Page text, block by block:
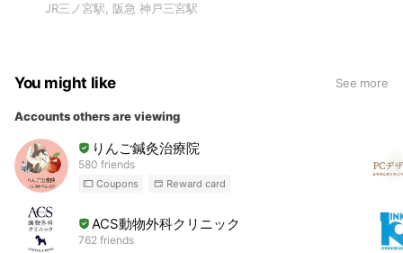
JR三ノ宮駅, 阪急 神戸三宮駅
You might like See more
Accounts others are viewing
りんご鍼灸治療院
580 friends
Coupons Reward card
ACS動物外科クリニック
762 friends